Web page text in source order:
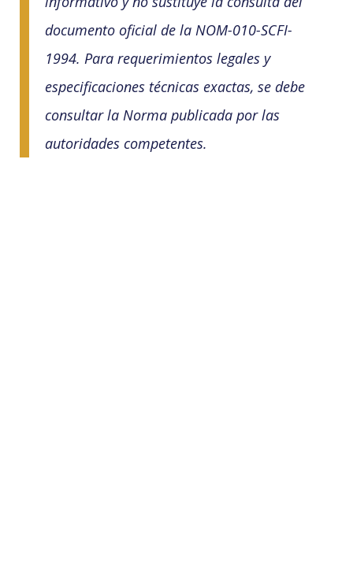
documento oficial de la NOM-010-SCFI-
1994. Para requerimientos legales y
especificaciones técnicas exactas, se debe
consultar la Norma publicada por las
autoridades competentes.